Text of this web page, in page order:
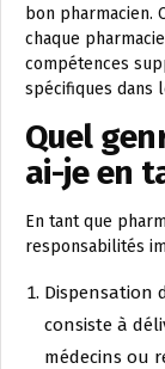
bon pharmacien.
chaque
compétences
spécifiques dans
Quel
ai-je en
En tant que
responsabilités
Dispensation
consiste à
médecins ou